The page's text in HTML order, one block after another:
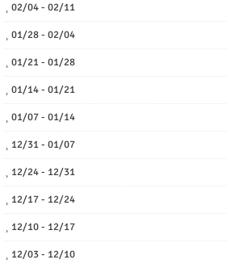
02/04 - 02/11
01/28 - 02/04
01/21 - 01/28
01/14 - 01/21
01/07 - 01/14
12/31 - 01/07
12/24 - 12/31
12/17 - 12/24
12/10 - 12/17
12/03 - 12/10